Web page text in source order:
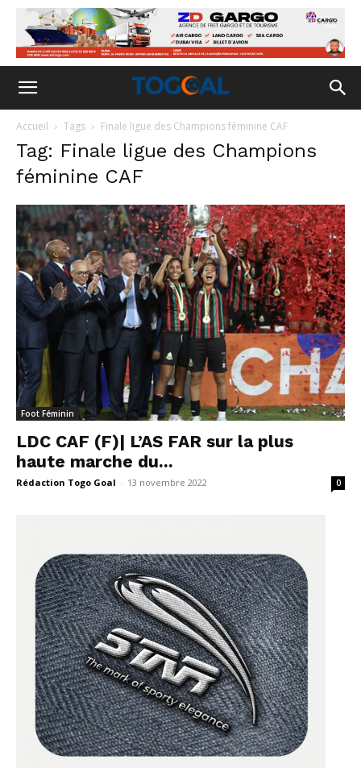
Accueil Tags Finale ligue des Champions féminine CAF
Tag: Finale ligue des Champions
féminine CAF
Foot Féminin
LDC CAF (F)| L’AS FAR sur la plus
haute marche du...
Rédaction Togo Goal - 13 novembre 2022 0